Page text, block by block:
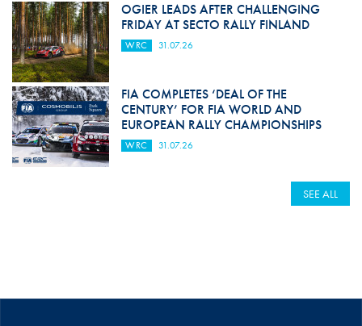
OGIER LEADS AFTER CHALLENGING
FRIDAY AT SECTO RALLY FINLAND
WRC 31.07.26
FIA COMPLETES ‘DEAL OF THE
CENTURY’ FOR FIA WORLD AND
EUROPEAN RALLY CHAMPIONSHIPS
WRC 31.07.26
SEE ALL